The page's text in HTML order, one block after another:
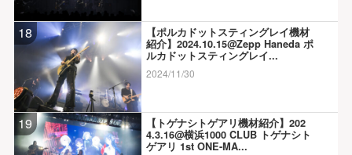
18
【ポルカドットスティングレイ機材
紹介】2024.10.15@Zepp Haneda ポ
ルカドットスティングレイ...
2024/11/30
19
【トゲナシトゲアリ機材紹介】202
4.3.16@横浜1000 CLUB トゲナシト
ゲアリ 1st ONE-MA...